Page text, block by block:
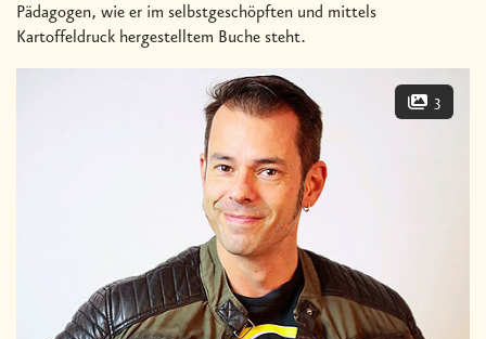
Pädagogen, wie er im selbstgeschöpften und mittels
Kartoffeldruck hergestelltem Buche steht.
3